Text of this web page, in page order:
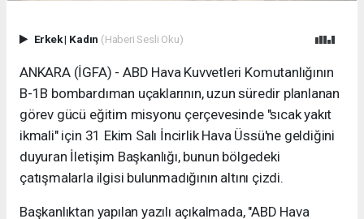
Erkek| Kadın (Haberi Sesli Oku)
ANKARA (İGFA) - ABD Hava Kuvvetleri Komutanlığının
B-1B bombardıman uçaklarının, uzun süredir planlanan
görev gücü eğitim misyonu çerçevesinde "sıcak yakıt
ikmali" için 31 Ekim Salı İncirlik Hava Üssü'ne geldiğini
duyuran İletişim Başkanlığı, bunun bölgedeki
çatışmalarla ilgisi bulunmadığının altını çizdi.
Başkanlıktan yapılan yazılı açıkalmada, "ABD Hava